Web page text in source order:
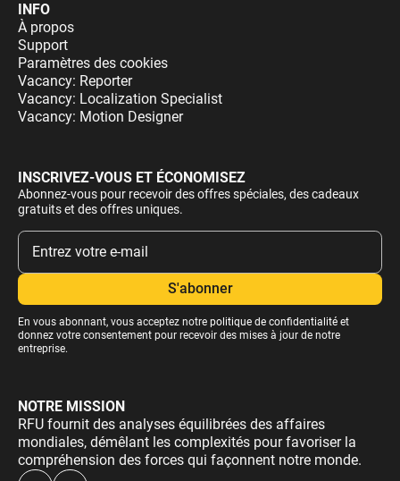
INFO
À propos
Support
Paramètres des cookies
Vacancy: Reporter
Vacancy: Localization Specialist
Vacancy: Motion Designer
INSCRIVEZ-VOUS ET ÉCONOMISEZ
Abonnez-vous pour recevoir des offres spéciales, des cadeaux
gratuits et des offres uniques.
En vous abonnant, vous acceptez notre politique de confidentialitéet
donnez votre consentement pour recevoir des mises à jour de notre
entreprise.
NOTRE MISSION
RFU fournit des analyses équilibrées des affaires
mondiales, démêlant les complexités pour favoriser la
compréhension des forces qui façonnent notre monde.